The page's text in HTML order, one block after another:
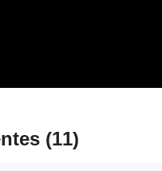
(11)